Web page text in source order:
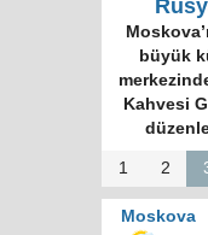
büyük
Kahvesi
1 2
Moskova